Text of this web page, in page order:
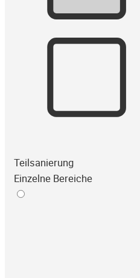
Teilsanierung
Einzelne Bereiche